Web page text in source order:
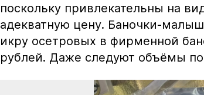
поскольку привлекательны на
адекватную цену. Баночки-
икру осетровых в фирменной
рублей. Даже следуют объёмы